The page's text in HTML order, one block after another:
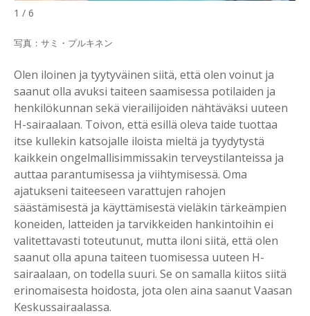
1 / 6
写真：サミ・プルキネン
Olen iloinen ja tyytyväinen siitä, että olen voinut ja
saanut olla avuksi taiteen saamisessa potilaiden ja
henkilökunnan sekä vierailijoiden nähtäväksi uuteen
H-sairaalaan. Toivon, että esillä oleva taide tuottaa
itse kullekin katsojalle iloista mieltä ja tyydytystä
kaikkein ongelmallisimmissakin terveystilanteissa ja
auttaa parantumisessa ja viihtymisessä. Oma
ajatukseni taiteeseen varattujen rahojen
säästämisestä ja käyttämisestä vieläkin tärkeämpien
koneiden, latteiden ja tarvikkeiden hankintoihin ei
valitettavasti toteutunut, mutta iloni siitä, että olen
saanut olla apuna taiteen tuomisessa uuteen H-
sairaalaan, on todella suuri. Se on samalla kiitos siitä
erinomaisesta hoidosta, jota olen aina saanut Vaasan
Keskussairaalassa.